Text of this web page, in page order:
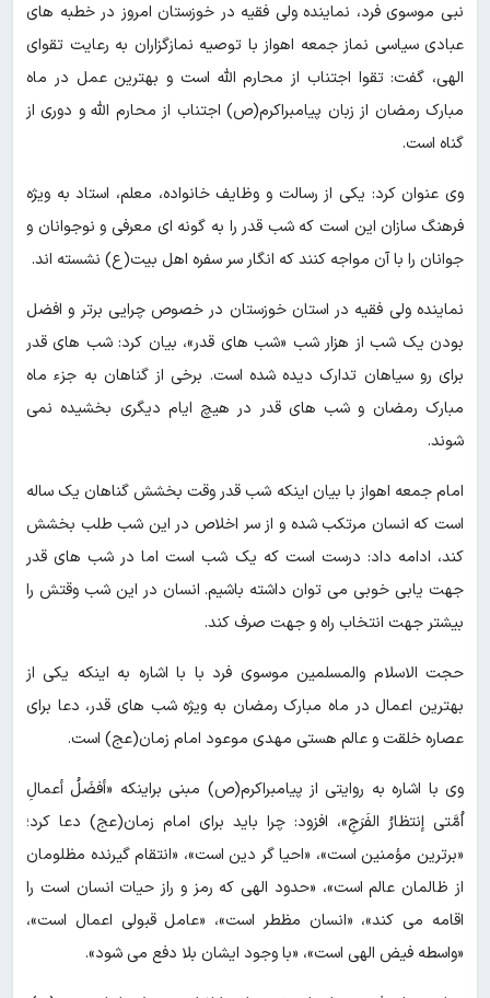
نبی موسوی فرد، نماینده ولی فقیه در خوزستان امروز در خطبه های
عبادی سیاسی نماز جمعه اهواز با توصیه نمازگزاران به رعایت تقوای
الهی، گفت: تقوا اجتناب از محارم الله است و بهترین عمل در ماه
مبارک رمضان از زبان پیامبراکرم(ص) اجتناب از محارم الله و دوری از
گناه است.
وی عنوان کرد: یکی از رسالت و وظایف خانواده، معلم، استاد به ویژه
فرهنگ سازان این است که شب قدر را به گونه ای معرفی و نوجوانان و
جوانان را با آن مواجه کنند که انگار سر سفره اهل بیت(ع) نشسته اند.
نماینده ولی فقیه در استان خوزستان در خصوص چرایی برتر و افضل
بودن یک شب از هزار شب «شب های قدر»، بیان کرد: شب های قدر
برای رو سیاهان تدارک دیده شده است. برخی از گناهان به جزء ماه
مبارک رمضان و شب های قدر در هیچ ایام دیگری بخشیده نمی
شوند.
امام جمعه اهواز با بیان اینکه شب قدر وقت بخشش گناهان یک ساله
است که انسان مرتکب شده و از سر اخلاص در این شب طلب بخشش
کند، ادامه داد: درست است که یک شب است اما در شب های قدر
جهت یابی خوبی می توان داشته باشیم. انسان در این شب وقتش را
بیشتر جهت انتخاب راه و جهت صرف کند.
حجت الاسلام والمسلمین موسوی فرد با با اشاره به اینکه یکی از
بهترین اعمال در ماه مبارک رمضان به ویژه شب های قدر، دعا برای
عصاره خلقت و عالم هستی مهدی موعود امام زمان(عج) است.
وی با اشاره به روایتی از پیامبراکرم(ص) مبنی براینکه «أفضَلُ أعمالِ
اُمَّتی إنتظارُ الفَرَجِ»، افزود: چرا باید برای امام زمان(عج) دعا کرد؛
«برترین مؤمنین است»، «احیا گر دین است»، «انتقام گیرنده مظلومان
از ظالمان عالم است»، «حدود الهی که رمز و راز حیات انسان است را
اقامه می کند»، «انسان مظطر است»، «عامل قبولی اعمال است»،
«واسطه فیض الهی است»، «با وجود ایشان بلا دفع می شود».